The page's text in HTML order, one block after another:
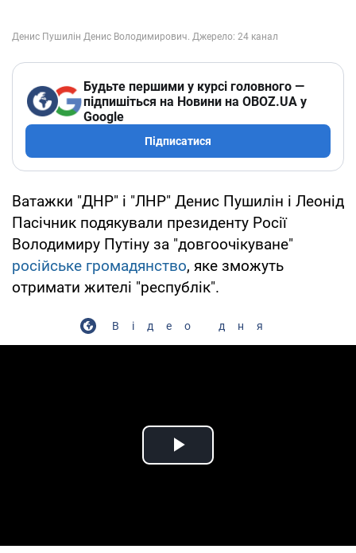
Будьте першими у курсі головного —
підпишіться на Новини на OBOZ.UA у
Google
Підписатися
Ватажки "ДНР" і "ЛНР" Денис Пушилін і Леонід
Пасічник подякували президенту Росії
Володимиру Путіну за "довгоочікуване"
російське громадянство, яке зможуть
отримати жителі "республік".
Відео дня
Play Video